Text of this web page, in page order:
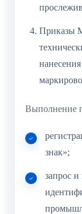
Приказы
Выполнение
знак»;
запрос